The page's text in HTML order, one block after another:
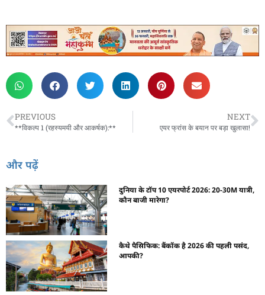
PREVIOUS
**विकल्प 1 (रहस्यमयी और आकर्षक):**
NEXT
एयर फ्रांस के बयान पर बड़ा खुलासा!
और पढ़ें
दुनिया के टॉप 10 एयरपोर्ट 2026: 20-30M यात्री,
कौन बाजी मारेगा?
कैथे पैसिफिक: बैंकॉक है 2026 की पहली पसंद,
आपकी?